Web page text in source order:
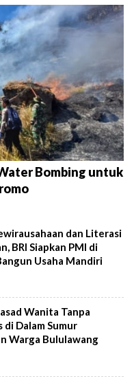
Bombing untuk
dan Literasi
BRI Siapkan PMI di
Usaha Mandiri
Wanita Tanpa
Dalam Sumur
Warga Bululawang